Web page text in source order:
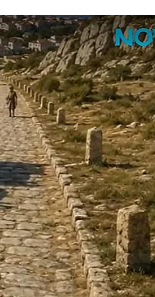
ТЕХНОЛОГИИ
ДА!НА
ДА! НА
КУЛТУРА
ПРАВОСЪДИЕ
КРИМИ
ВЯРА
ОБЯВИ
ВОЙНАТА В